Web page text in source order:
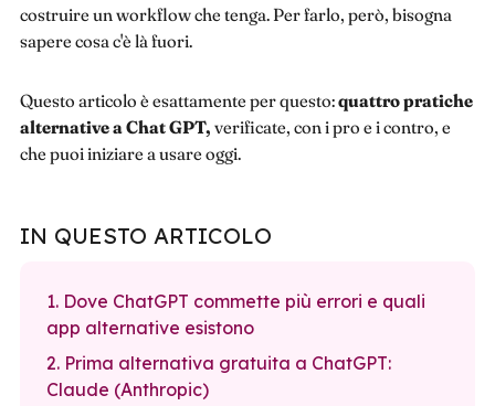
costruire un workflow che tenga. Per farlo, però, bisogna
sapere cosa c'è là fuori.
Questo articolo è esattamente per questo:quattro pratiche
alternative a Chat GPT, verificate, con i pro e i contro, e
che puoi iniziare a usare oggi.
IN QUESTO ARTICOLO
1. Dove ChatGPT commette più errori e quali
app alternative esistono
2. Prima alternativa gratuita a ChatGPT:
Claude (Anthropic)